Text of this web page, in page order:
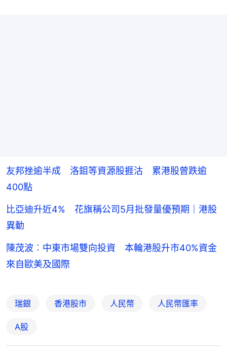
友邦挫逾半成 洛鉬等資源股捱沽 累港股曾跌逾
400點
比亞迪升近4% 花旗稱公司5月批發量優預期｜港股
異動
陳茂波︰中東市場雙向投資 本輪港股升市40%資金
來自歐美及國際
瑞銀 香港股市 人民幣 人民幣匯率
A股